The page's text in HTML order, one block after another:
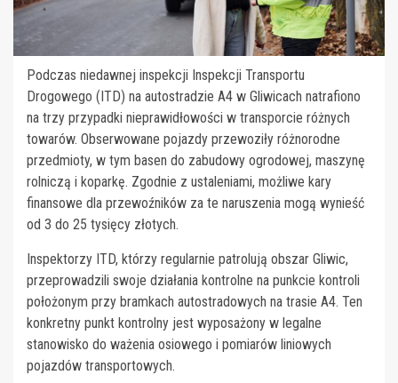
Podczas niedawnej inspekcji Inspekcji Transportu
Drogowego (ITD) na autostradzie A4 w Gliwicach natrafiono
na trzy przypadki nieprawidłowości w transporcie różnych
towarów. Obserwowane pojazdy przewoziły różnorodne
przedmioty, w tym basen do zabudowy ogrodowej, maszynę
rolniczą i koparkę. Zgodnie z ustaleniami, możliwe kary
finansowe dla przewoźników za te naruszenia mogą wynieść
od 3 do 25 tysięcy złotych.
Inspektorzy ITD, którzy regularnie patrolują obszar Gliwic,
przeprowadzili swoje działania kontrolne na punkcie kontroli
położonym przy bramkach autostradowych na trasie A4. Ten
konkretny punkt kontrolny jest wyposażony w legalne
stanowisko do ważenia osiowego i pomiarów liniowych
pojazdów transportowych.